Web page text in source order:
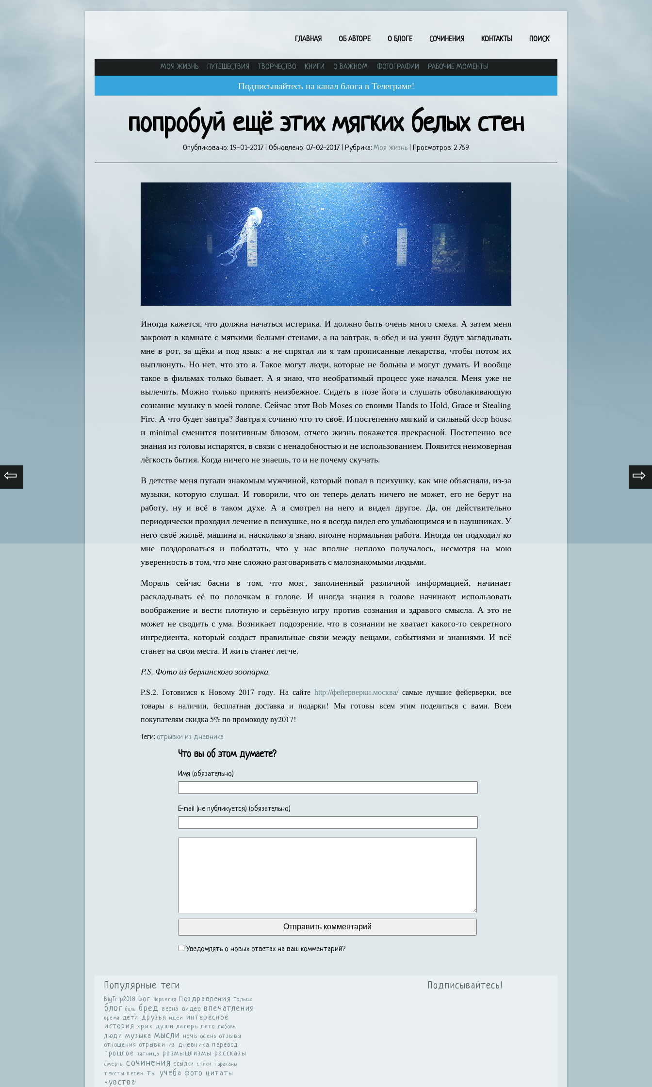
ГЛАВНАЯ ОБ АВТОРЕ О БЛОГЕ СОЧИНЕНИЯ КОНТАКТЫ ПОИСК
МОЯ ЖИЗНЬ ПУТЕШЕСТВИЯ ТВОРЧЕСТВО КНИГИ О ВАЖНОМ ФОТОГРАФИИ РАБОЧИЕ МОМЕНТЫ
Подписывайтесь на канал блога в Телеграме!
попробуй ещё этих мягких белых стен
Опубликовано: 19-01-2017 | Обновлено: 07-02-2017 | Рубрика: Моя жизнь | Просмотров: 2 769
Иногда кажется, что должна начаться истерика. И должно быть очень много смеха. А затем меня
закроют в комнате с мягкими белыми стенами, а на завтрак, в обед и на ужин будут заглядывать
мне в рот, за щёки и под язык: а не спрятал ли я там прописанные лекарства, чтобы потом их
выплюнуть. Но нет, что это я. Такое могут люди, которые не больны и могут думать. И вообще
такое в фильмах только бывает. А я знаю, что необратимый процесс уже начался. Меня уже не
вылечить. Можно только принять неизбежное. Сидеть в позе йога и слушать обволакивающую
сознание музыку в моей голове. Сейчас этот Bob Moses со своими Hands to Hold, Grace и Stealing
Fire. А что будет завтра? Завтра я сочиню что-то своё. И постепенно мягкий и сильный deep house
и minimal сменится позитивным блюзом, отчего жизнь покажется прекрасной. Постепенно все
знания из головы испарятся, в связи с ненадобностью и не использованием. Появится неимоверная
лёгкость бытия. Когда ничего не знаешь, то и не почему скучать.
В детстве меня пугали знакомым мужчиной, который попал в психушку, как мне объясняли, из-за
музыки, которую слушал. И говорили, что он теперь делать ничего не может, его не берут на
работу, ну и всё в таком духе. А я смотрел на него и видел другое. Да, он действительно
периодически проходил лечение в психушке, но я всегда видел его улыбающимся и в наушниках. У
него своё жильё, машина и, насколько я знаю, вполне нормальная работа. Иногда он подходил ко
мне поздороваться и поболтать, что у нас вполне неплохо получалось, несмотря на мою
уверенность в том, что мне сложно разговаривать с малознакомыми людьми.
Мораль сейчас басни в том, что мозг, заполненный различной информацией, начинает
раскладывать её по полочкам в голове. И иногда знания в голове начинают использовать
воображение и вести плотную и серьёзную игру против сознания и здравого смысла. А это не
может не сводить с ума. Возникает подозрение, что в сознании не хватает какого-то секретного
ингредиента, который создаст правильные связи между вещами, событиями и знаниями. И всё
станет на свои места. И жить станет легче.
P.S. Фото из берлинского зоопарка.
P.S.2. Готовимся к Новому 2017 году. На сайте http://фейерверки.москва/самые лучшие фейерверки, все
товары в наличии, бесплатная доставка и подарки! Мы готовы всем этим поделиться с вами. Всем
покупателям скидка 5% по промокоду ny2017!
Теги: отрывки из дневника
⇦ ⇨
Что вы об этом думаете?
Имя (обязательно)
E-mail (не публикуется) (обязательно)
Уведомлять о новых ответах на ваш комментарий?
Популярные теги
BigTrip2018 Бог Норвегия Поздравления Польша
блог боль бред весна видео впечатления
время дети друзья идеи интересное
история крик души лагерь лето любовь
люди музыка мысли ночь осень отзывы
отношения отрывки из дневника перевод
прошлое пятница размышлизмы рассказы
смерть сочинения ссылки стихи тараканы
тексты песен ты учеба фото цитаты
чувства
Подписывайтесь!